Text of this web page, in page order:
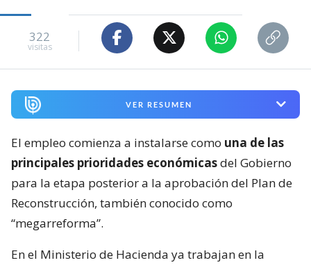
322
visitas
VER RESUMEN
El empleo comienza a instalarse como una de las
principales prioridades económicasdel Gobierno
para la etapa posterior a la aprobación del Plan de
Reconstrucción, también conocido como
“megarreforma”.
En el Ministerio de Hacienda ya trabajan en la